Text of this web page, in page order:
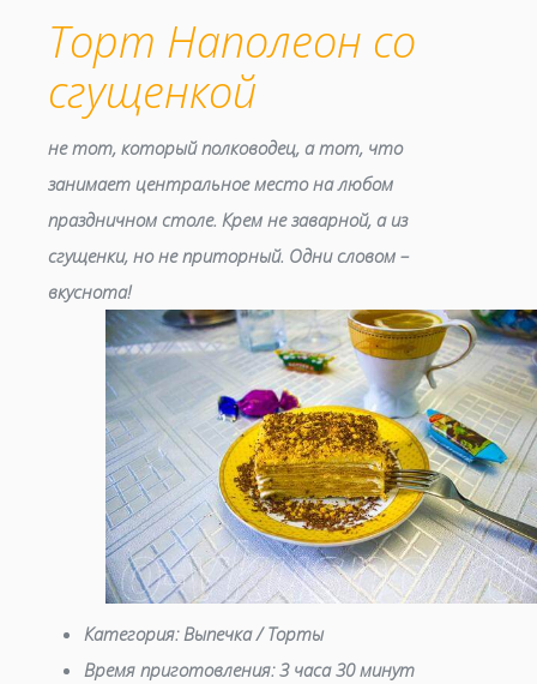
Торт Наполеон со
сгущенкой
не тот, который полководец, а тот, что
занимает центральное место на любом
праздничном столе. Крем не заварной, а из
сгущенки, но не приторный. Одни словом –
вкуснота!
Категория:Выпечка / Торты
Время приготовления:3 часа 30 минут